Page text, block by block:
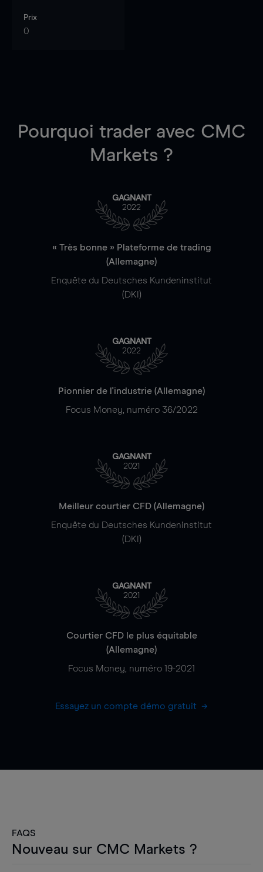
Prix
0
Pourquoi trader avec CMC
Markets ?
GAGNANT
2022
« Très bonne » Plateforme de trading
(Allemagne)
Enquête du Deutsches Kundeninstitut
(DKI)
GAGNANT
2022
Pionnier de l'industrie (Allemagne)
Focus Money, numéro 36/2022
GAGNANT
2021
Meilleur courtier CFD (Allemagne)
Enquête du Deutsches Kundeninstitut
(DKI)
GAGNANT
2021
Courtier CFD le plus équitable
(Allemagne)
Focus Money, numéro 19-2021
Essayez un compte démo gratuit
FAQS
Nouveau sur CMC Markets ?